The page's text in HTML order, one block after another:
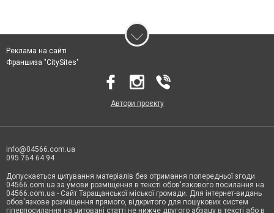
Реклама на сайті
Франшиза "CitySites"
Автори проєкту
info@04566.com.ua
095 764 64 94
Допускається цитування матеріалів без отримання попередньої згоди
04566.com.ua за умови розміщення в тексті обов'язкового посилання на
04566.com.ua - Cайт Таращанської міської громади. Для інтернет-видань
обов'язкове розміщення прямого, відкритого для пошукових систем
гіперпосилання на цитовані статті не нижче другого абзацу в тексті або в